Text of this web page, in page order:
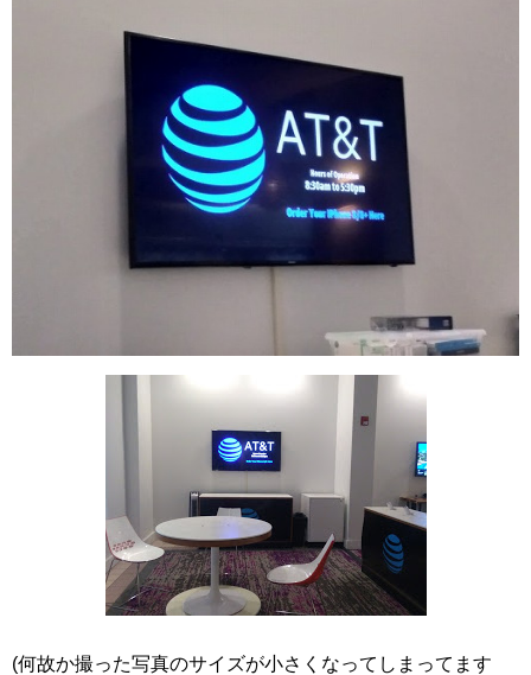
(何故か撮った写真のサイズが小さくなってしまってます